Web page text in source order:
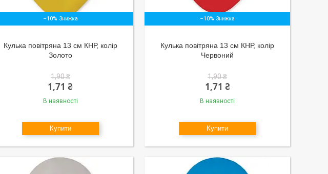
–10%
Кулька повітряна 13 см КНР, колір
Золото
1,90 ₴
1,71 ₴
В наявності
Купити
–10%
Кулька повітряна 13 см КНР, колір
Червоний
1,90 ₴
1,71 ₴
В наявності
Купити